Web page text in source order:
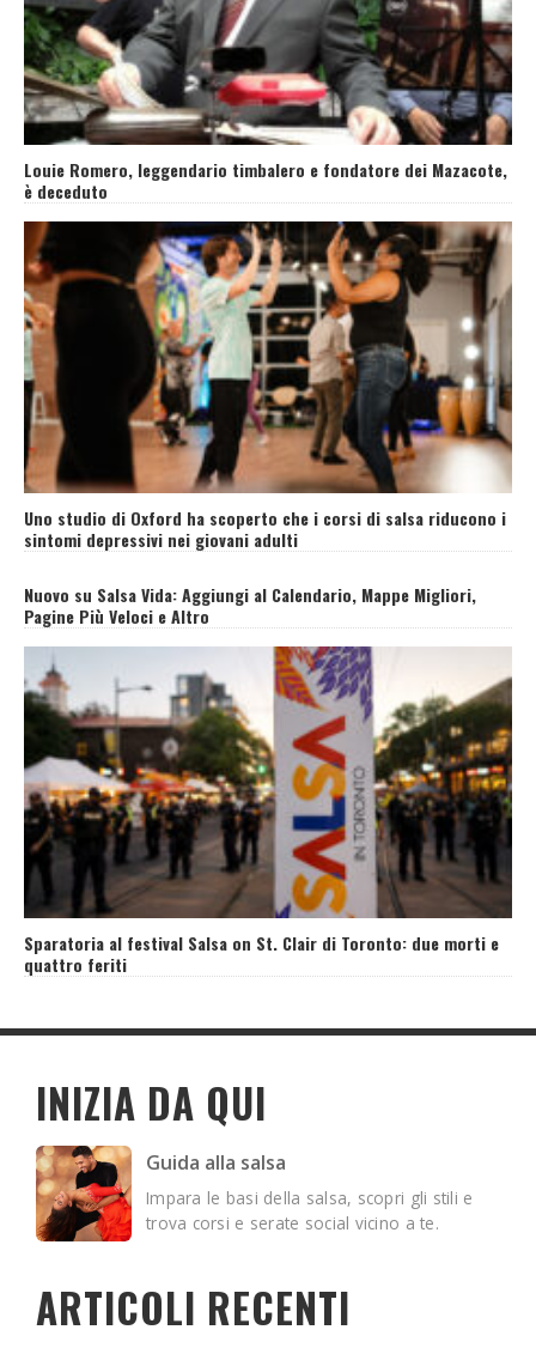
Louie Romero, leggendario timbalero e fondatore dei Mazacote,
è deceduto
Uno studio di Oxford ha scoperto che i corsi di salsa riducono i
sintomi depressivi nei giovani adulti
Nuovo su Salsa Vida: Aggiungi al Calendario, Mappe Migliori,
Pagine Più Veloci e Altro
Sparatoria al festival Salsa on St. Clair di Toronto: due morti e
quattro feriti
INIZIA DA QUI
Guida alla salsa
Impara le basi della salsa, scopri gli stili e
trova corsi e serate social vicino a te.
ARTICOLI RECENTI